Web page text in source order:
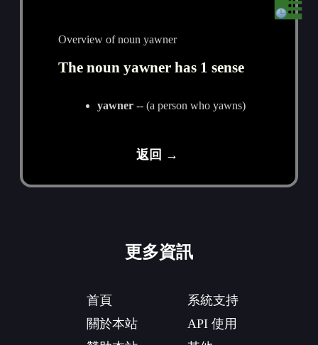
Overview of noun yawner
The noun yawner has 1 sense
yawner-- (a person who yawns)
返回 →
更多資訊
首頁
關於本站
系統支持
API 使用